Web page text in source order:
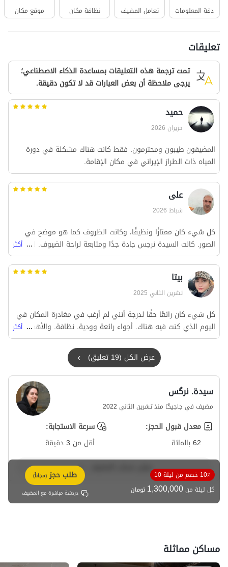
دقة المعلومات
تعامل المضيف
نظافة مكان
موقع مكان
تعليقات
تمت ترجمة هذه التعليقات بمساعدة الذكاء الاصطناعي؛
يرجى ملاحظة أن بعض العبارات قد لا تكون دقيقة.
حمید
حزيران 2026
المضيفون طيبون ومحترمون. فقط كانت هناك مشكلة في دورة
المياه ذات الطراز الإيراني في مكان الإقامة.
علی
شباط 2026
كل شيء كان ممتازًا ونظيفًا، وكانت الظروف كما هو موضح في
الصور. كانت السيدة نرجس جادة جدًا ومتابعة لراحة الضيوف. لقد
أعطيت تقييمًا كاملاً.
... أكثر
بیتا
تشرين الثاني 2025
كل شيء كان رائعًا حقًا لدرجة أنني لم أرغب في مغادرة المكان في
اليوم الذي كنت فيه هناك. أجواء رائعة وودية. نظافة. والأهم من
ذلك، الطاقة الإيجابية التي يتمتع بها النزل نفسه والسيدة موحديان،
صاحبة هذا المكان. لم يكن هناك أي شيء سلبي. كل شيء كان
... أكثر
عرض الكل (19 تعليق)
سيدة. نرگس
مضيف في جاجیگا منذ تشرين الثاني 2022
معدل قبول الحجز:
62 بالمائة
سرعة الاستجابة:
أقل من 3 دقيقة
عرض حساب المضيف
10٪ خصم من ليلة 10
كل ليلة من1,300,000 تومان
طلب حجز (مجاناً)
دردشة مباشرة مع المضيف
مساكن مماثلة